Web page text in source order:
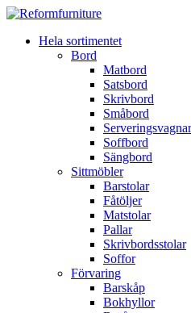
Hela sortimentet
Bord
Matbord
Satsbord
Skrivbord
Småbord
Serveringsvagnar
Soffbord
Sängbord
Sittmöbler
Barstolar
Fåtöljer
Matstolar
Pallar
Skrivbordsstolar
Soffor
Förvaring
Barskåp
Bokhyllor